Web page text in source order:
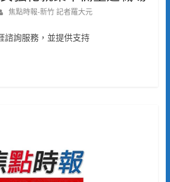
焦點時報-新竹 記者羅大元
諮詢服務，並提供支持